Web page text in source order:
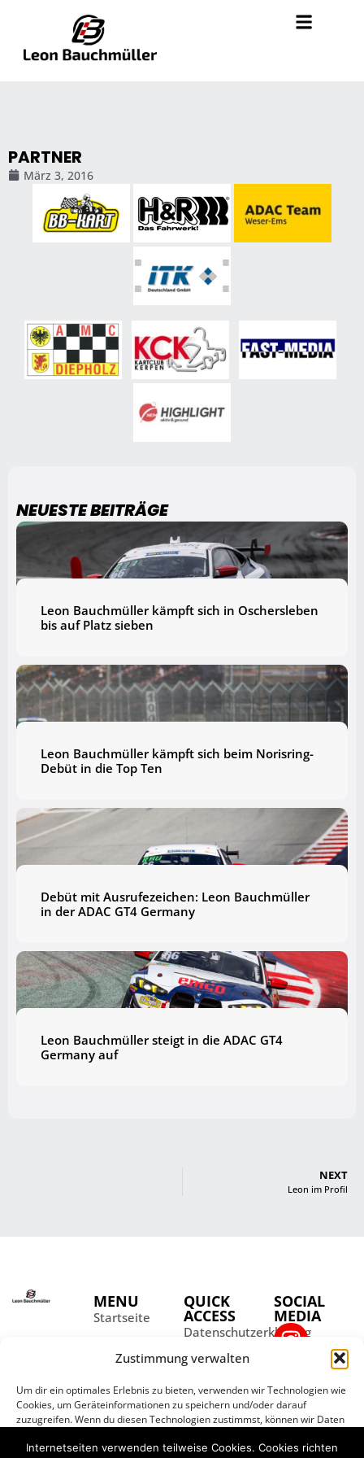
Zustimmung verwalten
Um dir ein optimales Erlebnis zu bieten, verwenden wir Technologien wie
Cookies, um Geräteinformationen zu speichern und/oder darauf
zuzugreifen. Wenn du diesen Technologien zustimmst, können wir Daten
verarbeiten. Wenn du deine Zustimmung nicht erteilst oder zurückziehst,
NEUESTE BEITRÄGE
Leon Bauchmüller kämpft sich in Oschersleben
bis auf Platz sieben
Leon Bauchmüller kämpft sich beim Norisring-
Debüt in die Top Ten
Debüt mit Ausrufezeichen: Leon Bauchmüller
in der ADAC GT4 Germany
Leon Bauchmüller steigt in die ADAC GT4
Germany auf
PARTNER
März 3, 2016
NEXT
Leon im Profil
MENU
Startseite
Über Leon
Partner
Galerie
QUICK
ACCESS
Datenschutzerklärung
Impressum
SOCIAL
MEDIA
Internetseiten verwenden teilweise Cookies. Cookies richten